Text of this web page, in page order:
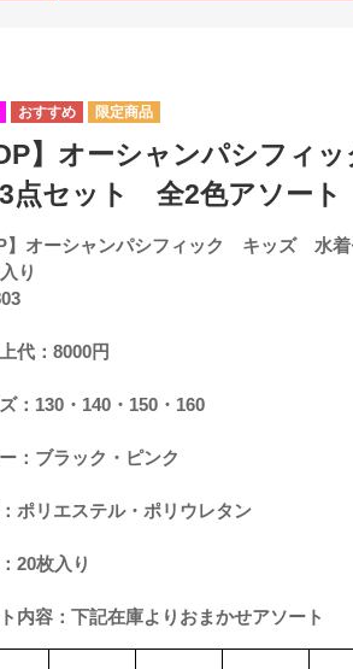
OP】オーシャンパシフ
3点セット 全2色アソー
】オーシャンパシフィック キッズ 水
り
代：8000円
：130・140・150・160
：ブラック・ピンク
ポリエステル・ポリウレタン
20枚入り
内容：下記在庫よりおまかせアソート